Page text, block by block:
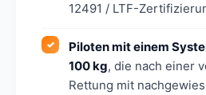
12491 / LTF-
Piloten mit einem
100 kg, die nach einer
Rettung mit